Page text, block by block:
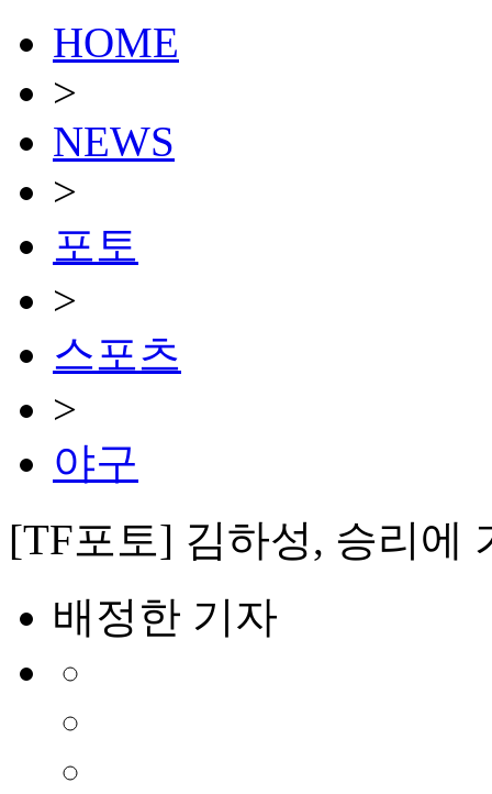
HOME
>
NEWS
>
포토
>
스포츠
>
야구
[TF포토] 김하성, 승리에
배정한 기자